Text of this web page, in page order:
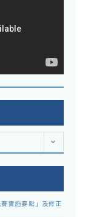
實施要點」及修正